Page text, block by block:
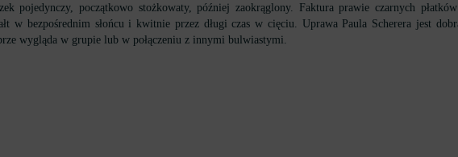
pojedynczy, początkowo stożkowaty, później zaokrąglony. Faktura prawie czarnych
w bezpośrednim słońcu i kwitnie przez długi czas w cięciu. Uprawa Paula Scherera jest
wygląda w grupie lub w połączeniu z innymi bulwiastymi.